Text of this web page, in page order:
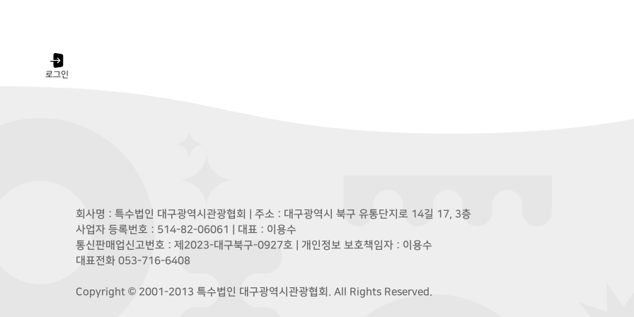
로그인
회사명 : 특수법인 대구광역시관광협회 | 주소 : 대구광역시 북구 유통단지로 14길 17, 3층
사업자 등록번호 : 514-82-06061 | 대표 : 이용수
통신판매업신고번호 : 제2023-대구북구-0927호 | 개인정보 보호책임자 : 이용수
대표전화 053-716-6408
Copyright © 2001-2013 특수법인 대구광역시관광협회. All Rights Reserved.